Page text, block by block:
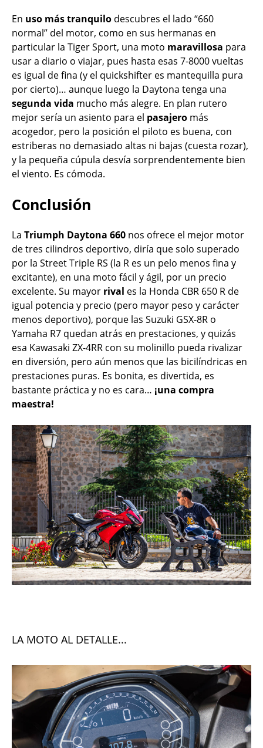
En uso más tranquilo descubres el lado “660
normal” del motor, como en sus hermanas en
particular la Tiger Sport, una moto maravillosa para
usar a diario o viajar, pues hasta esas 7-8000 vueltas
es igual de fina (y el quickshifter es mantequilla pura
por cierto)… aunque luego la Daytona tenga una
segunda vida mucho más alegre. En plan rutero
mejor sería un asiento para el pasajero más
acogedor, pero la posición el piloto es buena, con
estriberas no demasiado altas ni bajas (cuesta rozar),
y la pequeña cúpula desvía sorprendentemente bien
el viento. Es cómoda.
Conclusión
La Triumph Daytona 660 nos ofrece el mejor motor
de tres cilindros deportivo, diría que solo superado
por la Street Triple RS (la R es un pelo menos fina y
excitante), en una moto fácil y ágil, por un precio
excelente. Su mayor rival es la Honda CBR 650 R de
igual potencia y precio (pero mayor peso y carácter
menos deportivo), porque las Suzuki GSX-8R o
Yamaha R7 quedan atrás en prestaciones, y quizás
esa Kawasaki ZX-4RR con su molinillo pueda rivalizar
en diversión, pero aún menos que las bicilíndricas en
prestaciones puras. Es bonita, es divertida, es
bastante práctica y no es cara… ¡una compra
maestra!
LA MOTO AL DETALLE...